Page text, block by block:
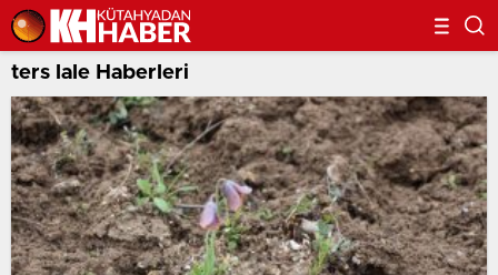
ters lale Haberleri